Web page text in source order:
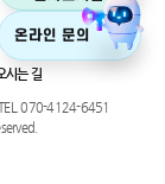
시는 길
070-4124-6451